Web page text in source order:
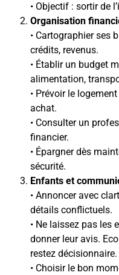
• Objectif : sortir de
Organisation
• Cartographier ses
crédits, revenus.
• Établir un budget
alimentation,
• Prévoir le
achat.
• Consulter un
financier.
• Épargner dès
sécurité.
Enfants et
• Annoncer avec
détails conflictuels.
• Ne laissez pas les
donner leur avis.
restez décisionnaire.
• Choisir le bon